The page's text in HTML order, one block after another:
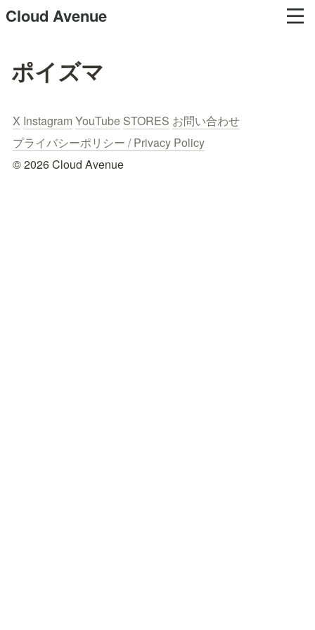
Cloud Avenue
ポイズマ
X Instagram YouTube STORES お問い合わせ
プライバシーポリシー / Privacy Policy
© 2026 Cloud Avenue